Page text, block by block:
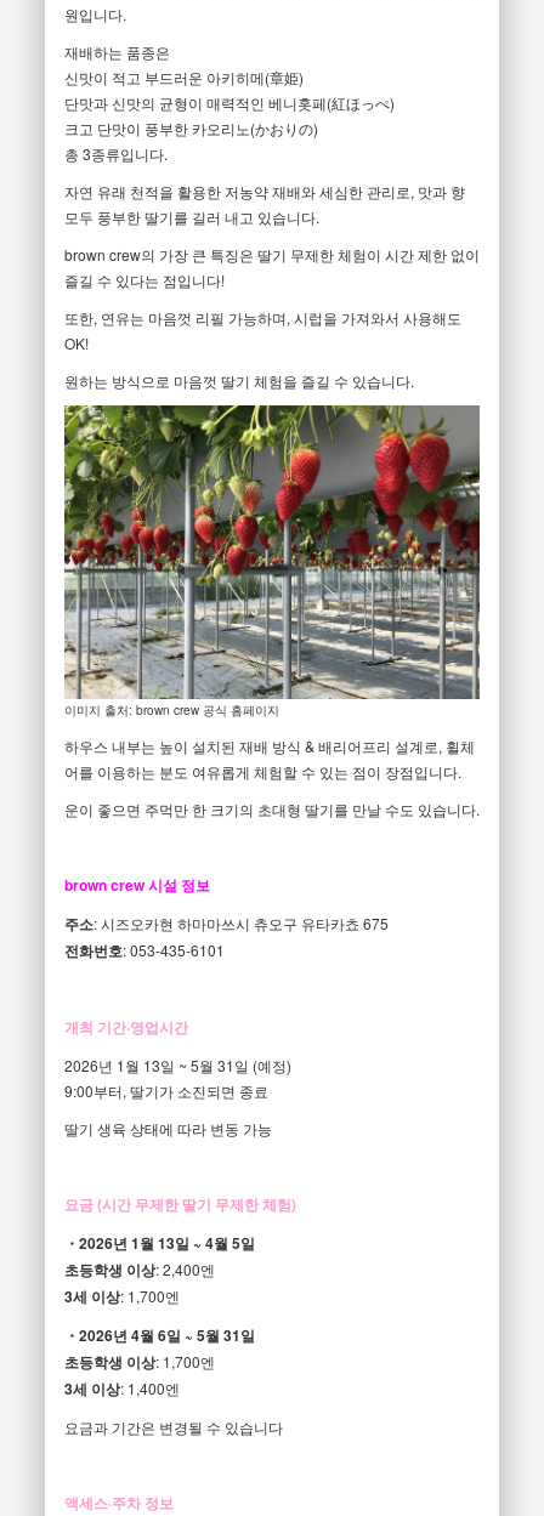
원입니다.
재배하는 품종은
신맛이 적고 부드러운 아키히메(章姫)
단맛과 신맛의 균형이 매력적인 베니홋페(紅ほっぺ)
크고 단맛이 풍부한 카오리노(かおりの)
총 3종류입니다.
자연 유래 천적을 활용한 저농약 재배와 세심한 관리로, 맛과 향
모두 풍부한 딸기를 길러 내고 있습니다.
brown crew의 가장 큰 특징은 딸기 무제한 체험이 시간 제한 없이
즐길 수 있다는 점입니다!
또한, 연유는 마음껏 리필 가능하며, 시럽을 가져와서 사용해도
OK!
원하는 방식으로 마음껏 딸기 체험을 즐길 수 있습니다.
이미지 출처: brown crew 공식 홈페이지
하우스 내부는 높이 설치된 재배 방식 & 배리어프리 설계로, 휠체
어를 이용하는 분도 여유롭게 체험할 수 있는 점이 장점입니다.
운이 좋으면 주먹만 한 크기의 초대형 딸기를 만날 수도 있습니다.
brown crew 시설 정보
주소: 시즈오카현 하마마쓰시 츄오구 유타카쵸 675
전화번호: 053-435-6101
개최 기간·영업시간
2026년 1월 13일 ~ 5월 31일 (예정)
9:00부터, 딸기가 소진되면 종료
딸기 생육 상태에 따라 변동 가능
요금 (시간 무제한 딸기 무제한 체험)
・2026년 1월 13일 ~ 4월 5일
초등학생 이상: 2,400엔
3세 이상: 1,700엔
・2026년 4월 6일 ~ 5월 31일
초등학생 이상: 1,700엔
3세 이상: 1,400엔
요금과 기간은 변경될 수 있습니다
액세스·주차 정보